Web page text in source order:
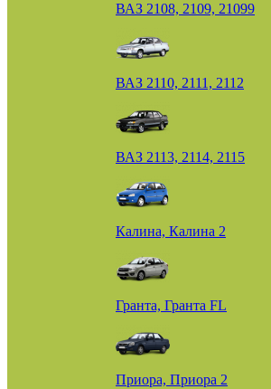
ВАЗ 2108, 2109, 21099
ВАЗ 2110, 2111, 2112
ВАЗ 2113, 2114, 2115
Калина, Калина 2
Гранта, Гранта FL
Приора, Приора 2